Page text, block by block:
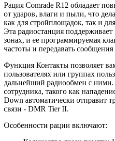
Рация Comrade R12 обладает
от ударов, влаги и пыли, что
как для стройплощадок, так и
Эта радиостанция
зонах, и ее программируемая
частоты и передавать
Функция Контакты позволяет
пользователях или группах
дальнейший радиообмен с
сотрудника, такого как
Down автоматически отправит
связи - DMR Tier II.
Особенности рации включают: